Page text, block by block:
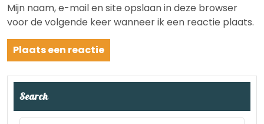
Mijn naam, e-mail en site opslaan in deze browser
voor de volgende keer wanneer ik een reactie plaats.
Search